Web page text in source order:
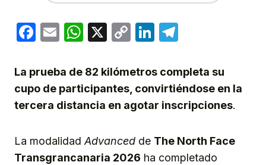
Facebook
EmailWhatsApp
X
CopyLinkedIn
La prueba de 82 kilómetros completa su
cupo de participantes, convirtiéndose en la
tercera distancia en agotar inscripciones.
La modalidad Advanced de The North Face
Transgrancanaria 2026 ha completado